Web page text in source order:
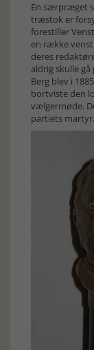
En særpræget
træstok er
forestiller
en række
deres
aldrig skulle
Berg blev i
bortviste den
vælgermøde.
partiets martyr.